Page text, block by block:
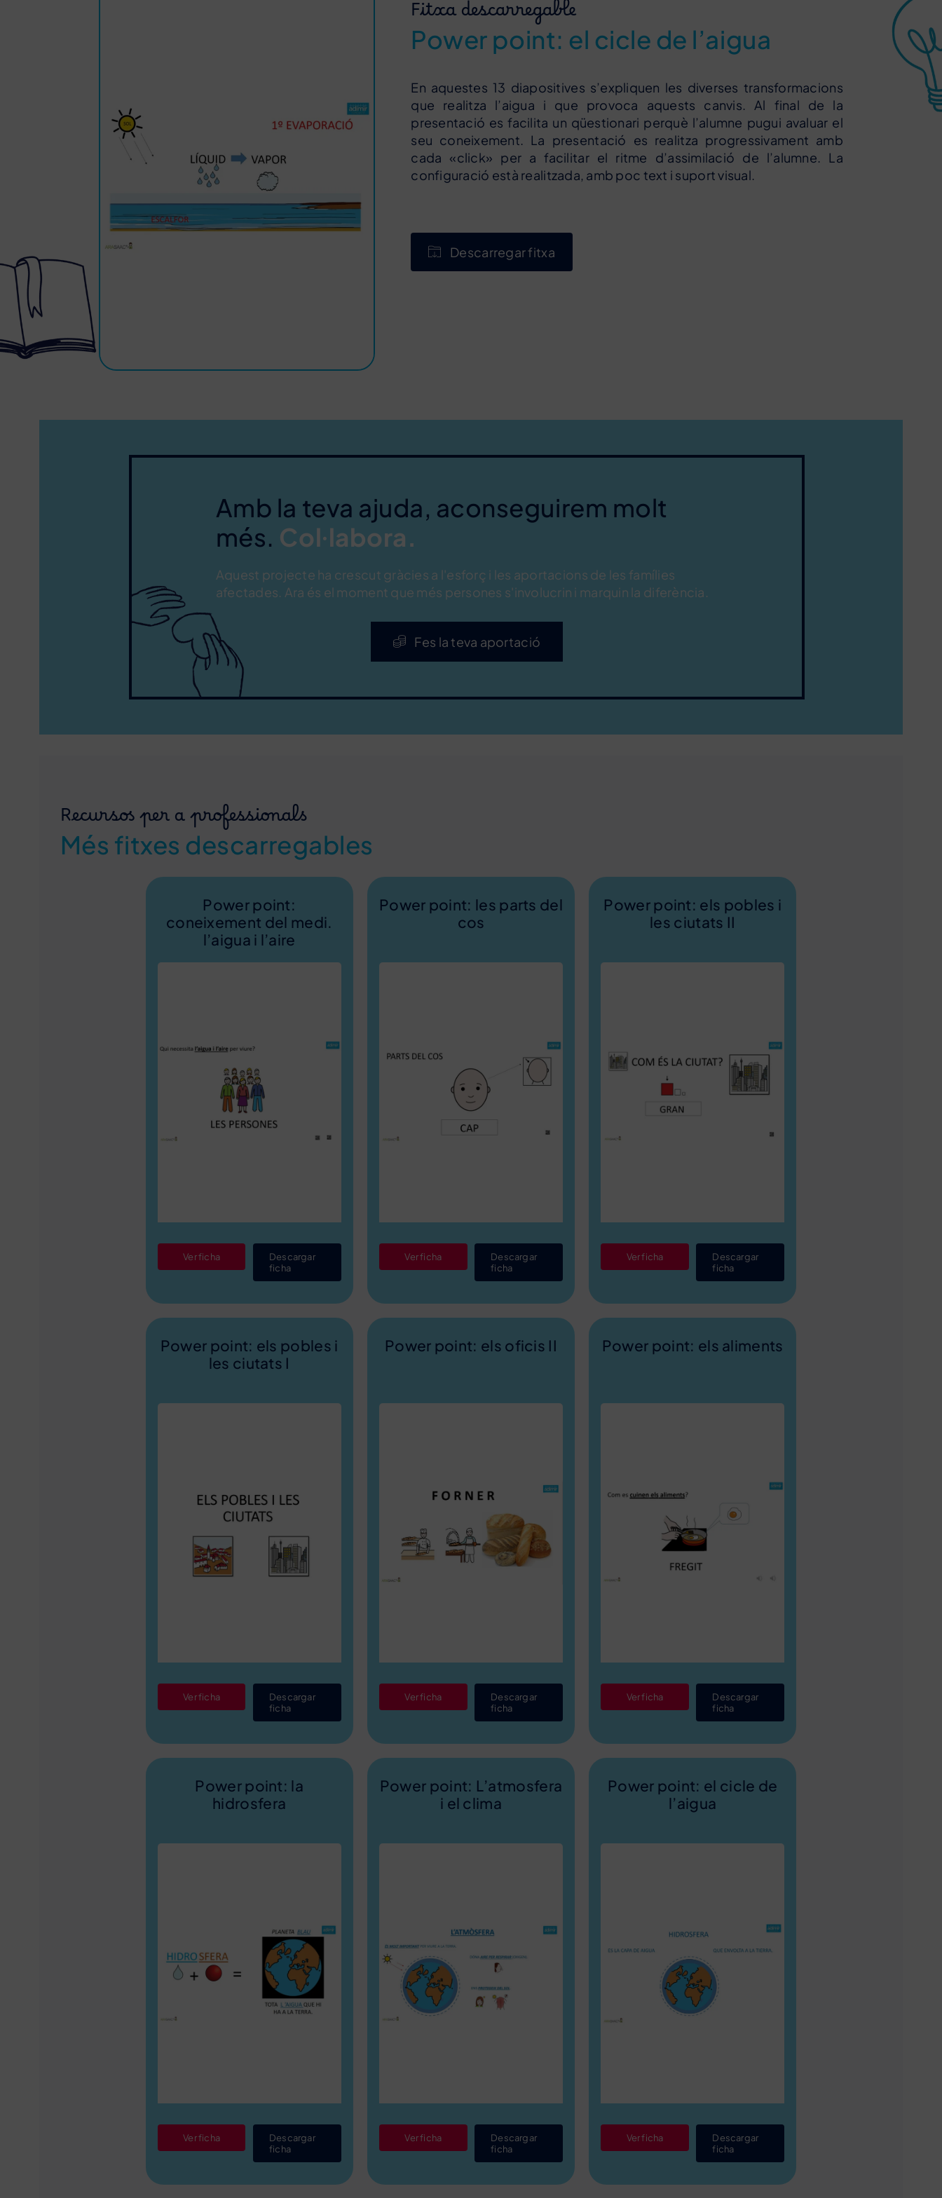
Fitxa descarregable
Power point: el cicle de l’aigua
En aquestes 13 diapositives s’expliquen les diverses transformacions
que realitza l’aigua i que provoca aquests canvis. Al final de la
presentació es facilita un qüestionari perquè l’alumne pugui avaluar el
seu coneixement. La presentació es realitza progressivament amb
cada «click» per a facilitar el ritme d’assimilació de l’alumne. La
configuració està realitzada, amb poc text i suport visual.
Descarregar fitxa
Amb la teva ajuda, aconseguirem molt
més. Col·labora.
Aquest projecte ha crescut gràcies a l'esforç i les aportacions de les famílies
afectades. Ara és el moment que més persones s'involucrin i marquin la diferència.
Fes la teva aportació
Recursos per a professionals
Més fitxes descarregables
Power point:
coneixement del medi.
l’aigua i l’aire
Ver ficha
Descargar
ficha
Power point: les parts del
cos
Ver ficha
Descargar
ficha
Power point: els pobles i
les ciutats II
Ver ficha
Descargar
ficha
Power point: els pobles i
les ciutats I
Ver ficha
Descargar
ficha
Power point: els oficis II
Ver ficha
Descargar
ficha
Power point: els aliments
Ver ficha
Descargar
ficha
Power point: la
hidrosfera
Ver ficha
Descargar
ficha
Power point: L’atmosfera
i el clima
Ver ficha
Descargar
ficha
Power point: el cicle de
l’aigua
Ver ficha
Descargar
ficha